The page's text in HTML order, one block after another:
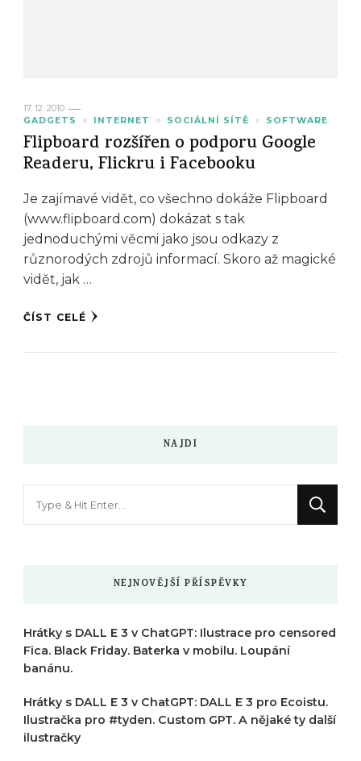
17. 12. 2010
GADGETS
INTERNET SOCIÁLNÍ SÍTĚ SOFTWARE
Flipboard rozšířen o podporu Google
Readeru, Flickru i Facebooku
Je zajímavé vidět, co všechno dokáže Flipboard
(www.flipboard.com) dokázat s tak
jednoduchými věcmi jako jsou odkazy z
různorodých zdrojů informací. Skoro až magické
vidět, jak …
ČÍST CELÉ
NAJDI
NEJNOVĚJŠÍ PŘÍSPĚVKY
Hrátky s DALL E 3 v ChatGPT: Ilustrace pro censored
Fica. Black Friday. Baterka v mobilu. Loupání
banánu.
Hrátky s DALL E 3 v ChatGPT: DALL E 3 pro Ecoistu.
Ilustračka pro #tyden. Custom GPT. A nějaké ty další
ilustračky